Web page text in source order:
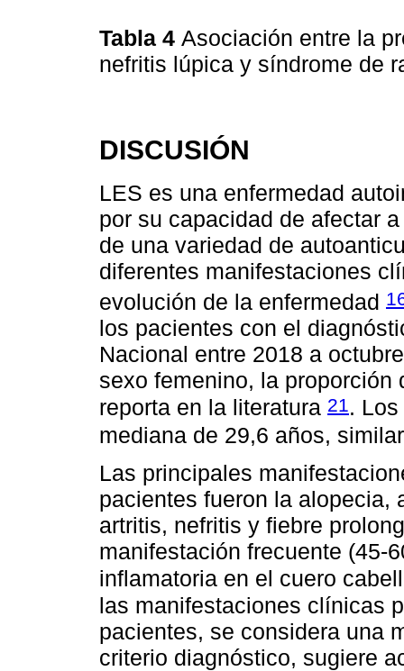
Tabla 4 Asociación entre la
nefritis lúpica y síndrome de
DISCUSIÓN
LES es una enfermedad
por su capacidad de afectar
de una variedad de
diferentes manifestaciones
evolución de la enfermedad
los pacientes con el
Nacional entre 2018 a
sexo femenino, la proporción
reporta en la literatura 21 .
mediana de 29,6 años,
Las principales
pacientes fueron la alopecia,
artritis, nefritis y fiebre
manifestación frecuente (45-
inflamatoria en el cuero
las manifestaciones clínicas
pacientes, se considera una
criterio diagnóstico, sugiere